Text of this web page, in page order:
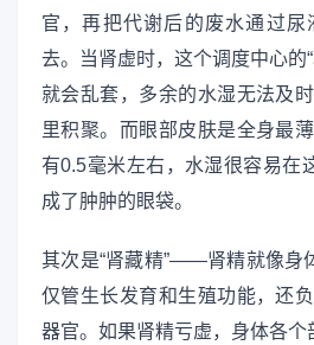
官，再把代谢后的废水通过尿
去。当肾虚时，这个调度中心的
就会乱套，多余的水湿无法及
里积聚。而眼部皮肤是全身最
有0.5毫米左右，水湿很容易在
成了肿肿的眼袋。
其次是“肾藏精”——肾精就像身
仅管生长发育和生殖功能，还
器官。如果肾精亏虚，身体各个